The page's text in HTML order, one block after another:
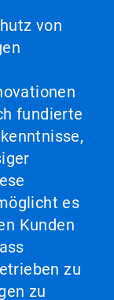
von
fundierte
es
Kunden
zu
zu